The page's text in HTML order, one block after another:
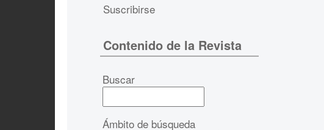
Suscribirse
Contenido de la Revista
Buscar
Ámbito de búsqueda